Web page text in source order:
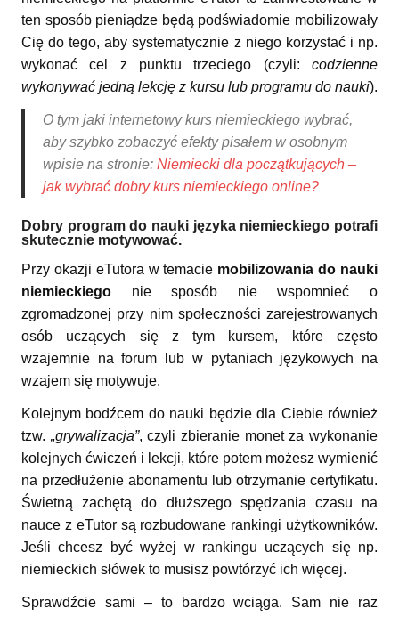
ten sposób pieniądze będą podświadomie mobilizowały
Cię do tego, aby systematycznie z niego korzystać i np.
wykonać cel z punktu trzeciego (czyli: codzienne
wykonywać jedną lekcję z kursu lub programu do nauki).
O tym jaki internetowy kurs niemieckiego wybrać,
aby szybko zobaczyć efekty pisałem w osobnym
wpisie na stronie: Niemiecki dla początkujących –
jak wybrać dobry kurs niemieckiego online?
Dobry program do nauki języka niemieckiego potrafi
skutecznie motywować.
Przy okazji eTutora w temacie mobilizowania do nauki
niemieckiego nie sposób nie wspomnieć o
zgromadzonej przy nim społeczności zarejestrowanych
osób uczących się z tym kursem, które często
wzajemnie na forum lub w pytaniach językowych na
wzajem się motywuje.
Kolejnym bodźcem do nauki będzie dla Ciebie również
tzw. „grywalizacja”, czyli zbieranie monet za wykonanie
kolejnych ćwiczeń i lekcji, które potem możesz wymienić
na przedłużenie abonamentu lub otrzymanie certyfikatu.
Świetną zachętą do dłuższego spędzania czasu na
nauce z eTutor są rozbudowane rankingi użytkowników.
Jeśli chcesz być wyżej w rankingu uczących się np.
niemieckich słówek to musisz powtórzyć ich więcej.
Sprawdźcie sami – to bardzo wciąga. Sam nie raz